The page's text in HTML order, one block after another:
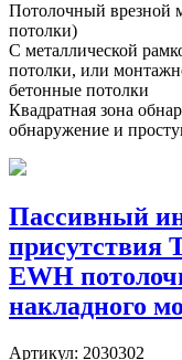
Потолочный врезной
потолки)
С металлической
потолки, или
бетонные потолки
Квадратная зона
обнаружение и
Пассивный
присутствия
EWH
накладного
Артикул: 2030302